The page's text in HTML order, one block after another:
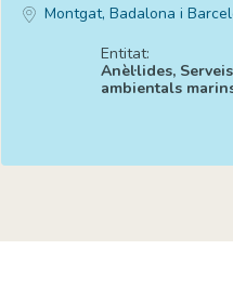
Montgat, Badalona i
Entitat:
Anèl·lides, Serveis
ambientals